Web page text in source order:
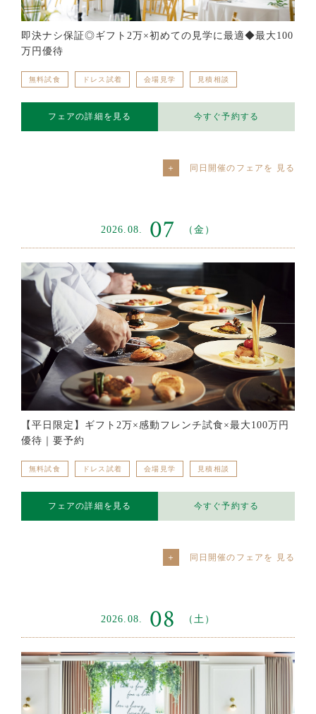
即決ナシ保証◎ギフト2万×初めての見学に最適◆最大100
万円優待
無料試食 ドレス試着 会場見学 見積相談
フェアの詳細を見る 今すぐ予約する
同日開催のフェアを
2026.08. 07 （金）
【平日限定】ギフト2万×感動フレンチ試食×最大100万円
優待｜要予約
無料試食 ドレス試着 会場見学 見積相談
フェアの詳細を見る 今すぐ予約する
同日開催のフェアを
2026.08. 08 （土）